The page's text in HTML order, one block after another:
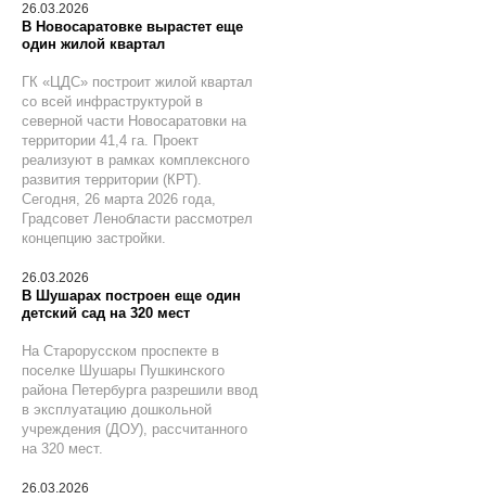
26.03.2026
В Новосаратовке вырастет еще
один жилой квартал
ГК «ЦДС» построит жилой квартал
со всей инфраструктурой в
северной части Новосаратовки на
территории 41,4 га. Проект
реализуют в рамках комплексного
развития территории (КРТ).
Сегодня, 26 марта 2026 года,
Градсовет Ленобласти рассмотрел
концепцию застройки.
26.03.2026
В Шушарах построен еще один
детский сад на 320 мест
На Старорусском проспекте в
поселке Шушары Пушкинского
района Петербурга разрешили ввод
в эксплуатацию дошкольной
учреждения (ДОУ), рассчитанного
на 320 мест.
26.03.2026